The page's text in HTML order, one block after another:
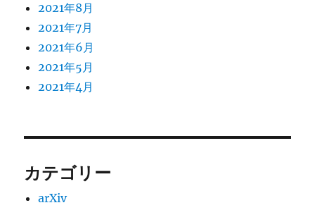
2021年8月
2021年7月
2021年6月
2021年5月
2021年4月
カテゴリー
arXiv